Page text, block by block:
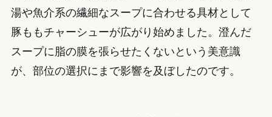
湯や魚介系の繊細なスープに合わせる具材として
豚ももチャーシューが広がり始めました。澄んだ
スープに脂の膜を張らせたくないという美意識
が、部位の選択にまで影響を及ぼしたのです。